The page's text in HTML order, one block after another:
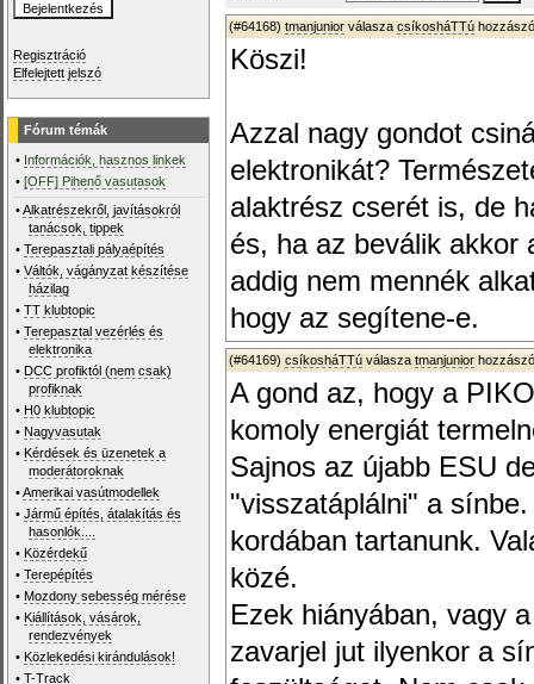
Regisztráció
Elfelejtett jelszó
Fórum témák
• Információk, hasznos linkek
•[OFF] Pihenő vasutasok
•Alkatrészekről, javításokról
tanácsok, tippek
•Terepasztali pályaépítés
•Váltók, vágányzat készítése
házilag
•TT klubtopic
•Terepasztal vezérlés és
elektronika
• DCC profiktól (nem csak)
profiknak
• H0 klubtopic
• Nagyvasutak
• Kérdések és üzenetek a
moderátoroknak
•Amerikai vasútmodellek
•Jármű építés, átalakítás és
hasonlók....
• Közérdekű
•Terepépítés
• Mozdony sebesség mérése
• Kiállítások, vásárok,
rendezvények
• Közlekedési kirándulások!
•T-Track
(#64168) tmanjunior válasza csíkosháTTú
Köszi!
Azzal nagy gondot
elektronikát?
alaktrész cserét is, de
és, ha az beválik akkor
addig nem mennék
hogy az segítene-e.
(#64169) csíkosháTTú válasza tmanjunior
A gond az, hogy a
komoly energiát
Sajnos az újabb ESU
"visszatáplálni" a
kordában tartanunk.
közé.
Ezek hiányában, vagy
zavarjel jut ilyenkor a